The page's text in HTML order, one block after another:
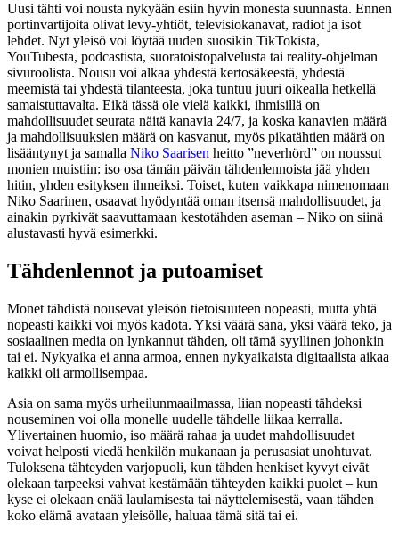
Uusi tähti voi nousta nykyään esiin hyvin monesta suunnasta. Ennen
portinvartijoita olivat levy-yhtiöt, televisiokanavat, radiot ja isot
lehdet. Nyt yleisö voi löytää uuden suosikin TikTokista,
YouTubesta, podcastista, suoratoistopalvelusta tai reality-ohjelman
sivuroolista. Nousu voi alkaa yhdestä kertosäkeestä, yhdestä
meemistä tai yhdestä tilanteesta, joka tuntuu juuri oikealla hetkellä
samaistuttavalta. Eikä tässä ole vielä kaikki, ihmisillä on
mahdollisuudet seurata näitä kanavia 24/7, ja koska kanavien määrä
ja mahdollisuuksien määrä on kasvanut, myös pikatähtien määrä on
lisääntynyt ja samalla Niko Saarisen heitto ”neverhörd” on noussut
monien muistiin: iso osa tämän päivän tähdenlennoista jää yhden
hitin, yhden esityksen ihmeiksi. Toiset, kuten vaikkapa nimenomaan
Niko Saarinen, osaavat hyödyntää oman itsensä mahdollisuudet, ja
ainakin pyrkivät saavuttamaan kestotähden aseman – Niko on siinä
alustavasti hyvä esimerkki.
Tähdenlennot ja putoamiset
Monet tähdistä nousevat yleisön tietoisuuteen nopeasti, mutta yhtä
nopeasti kaikki voi myös kadota. Yksi väärä sana, yksi väärä teko, ja
sosiaalinen media on lynkannut tähden, oli tämä syyllinen johonkin
tai ei. Nykyaika ei anna armoa, ennen nykyaikaista digitaalista aikaa
kaikki oli armollisempaa.
Asia on sama myös urheilunmaailmassa, liian nopeasti tähdeksi
nouseminen voi olla monelle uudelle tähdelle liikaa kerralla.
Ylivertainen huomio, iso määrä rahaa ja uudet mahdollisuudet
voivat helposti viedä henkilön mukanaan ja perusasiat unohtuvat.
Tuloksena tähteyden varjopuoli, kun tähden henkiset kyvyt eivät
olekaan tarpeeksi vahvat kestämään tähteyden kaikki puolet – kun
kyse ei olekaan enää laulamisesta tai näyttelemisestä, vaan tähden
koko elämä avataan yleisölle, haluaa tämä sitä tai ei.